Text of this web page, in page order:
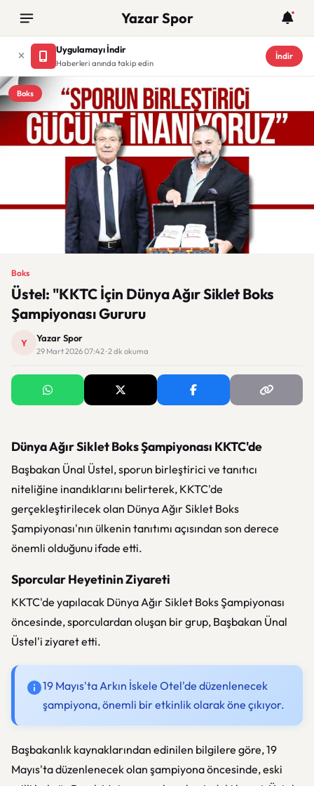
Yazar Spor
Uygulamayı İndir
Haberleri anında takip edin
İndir
Boks
Boks
Üstel: "KKTC İçin Dünya Ağır Siklet Boks
Şampiyonası Gururu
Y Yazar Spor
29 Mart 2026 07:42 · 2 dk okuma
Dünya Ağır Siklet Boks Şampiyonası KKTC'de
Başbakan Ünal Üstel, sporun birleştirici ve tanıtıcı
niteliğine inandıklarını belirterek, KKTC'de
gerçekleştirilecek olan Dünya Ağır Siklet Boks
Şampiyonası'nın ülkenin tanıtımı açısından son derece
önemli olduğunu ifade etti.
Sporcular Heyetinin Ziyareti
KKTC'de yapılacak Dünya Ağır Siklet Boks Şampiyonası
öncesinde, sporculardan oluşan bir grup, Başbakan Ünal
Üstel'i ziyaret etti.
19 Mayıs'ta Arkın İskele Otel'de düzenlenecek
şampiyona, önemli bir etkinlik olarak öne çıkıyor.
Başbakanlık kaynaklarından edinilen bilgilere göre, 19
Mayıs'ta düzenlenecek olan şampiyona öncesinde, eski